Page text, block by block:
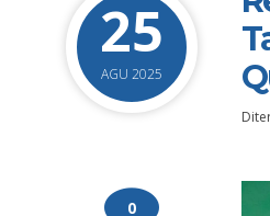
25
AGU 2025
0